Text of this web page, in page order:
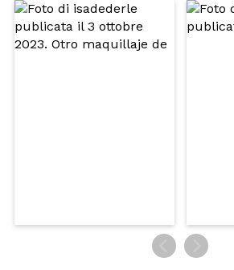
Consiglieresti questo